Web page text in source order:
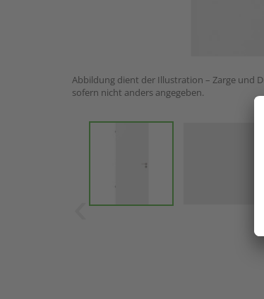
Abbildung dient der Illustration – Zarge und
sofern nicht anders angegeben.